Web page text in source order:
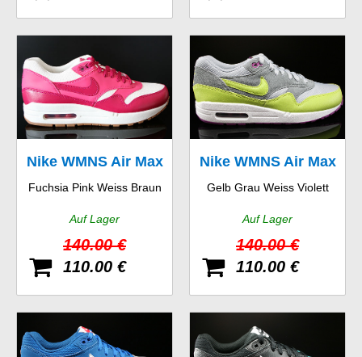
Nike WMNS Air Max
1 Vintage
Fuchsia Pink Weiss Braun
Auf Lager
140.00 €
110.00 €
Nike WMNS Air Max
1 Essential
Gelb Grau Weiss Violett
Auf Lager
140.00 €
110.00 €